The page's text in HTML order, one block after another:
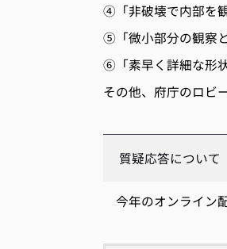
④「非破壊で内部を
⑤「微小部分の観察
⑥「素早く詳細な形
その他、府庁のロビ
質疑応答につい
今年のオンライン